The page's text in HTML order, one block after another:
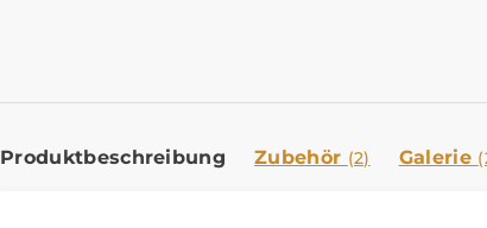
Produktbeschreibung Zubehör (2) Galerie